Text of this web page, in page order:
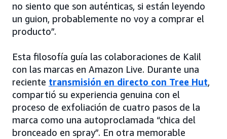
no siento que son auténticas, si están leyendo
un guion, probablemente no voy a comprar el
producto”.
Esta filosofía guía las colaboraciones de Kalil
con las marcas en Amazon Live. Durante una
reciente transmisión en directo con Tree Hut,
compartió su experiencia genuina con el
proceso de exfoliación de cuatro pasos de la
marca como una autoproclamada “chica del
bronceado en spray”. En otra memorable